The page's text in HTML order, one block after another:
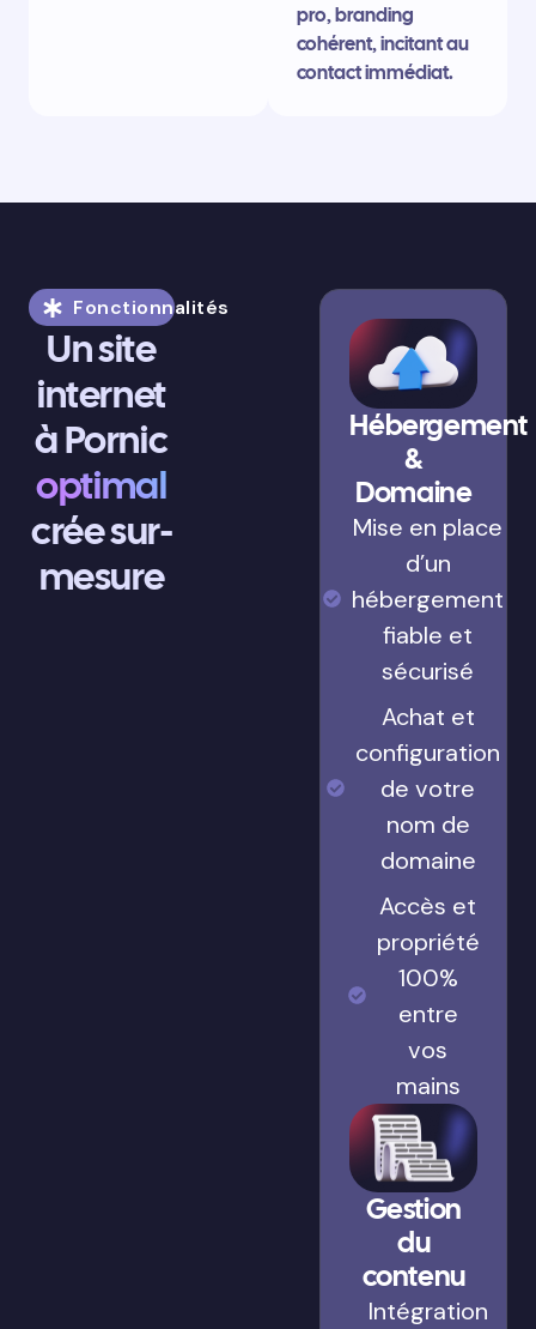
pro, branding
cohérent, incitant au
contact immédiat.
Fonctionnalités
Un site
internet
à Pornic
optimal
crée sur-
mesure
Hébergement
&
Domaine
Mise en place
d’un
hébergement
fiable et
sécurisé
Achat et
configuration
de votre
nom de
domaine
Accès et
propriété
100%
entre
vos
mains
Gestion
du
contenu
Intégration